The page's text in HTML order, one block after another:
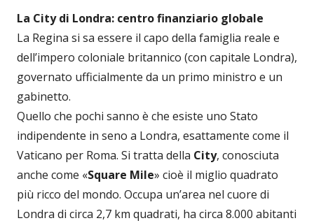
La City di Londra: centro finanziario globale
La Regina si sa essere il capo della famiglia reale e
dell’impero coloniale britannico (con capitale Londra),
governato ufficialmente da un primo ministro e un
gabinetto.
Quello che pochi sanno è che esiste uno Stato
indipendente in seno a Londra, esattamente come il
Vaticano per Roma. Si tratta della City, conosciuta
anche come «Square Mile» cioè il miglio quadrato
più ricco del mondo. Occupa un’area nel cuore di
Londra di circa 2,7 km quadrati, ha circa 8.000 abitanti